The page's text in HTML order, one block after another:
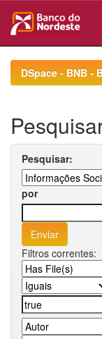
navigationDSpace - BNB -
Pesquisar:
por
Filtros correntes: